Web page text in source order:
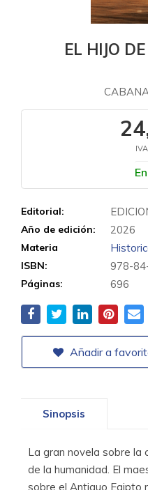
EL HIJO
Editorial:
Año de edición: 2026
Materia
ISBN: 978-
Páginas: 696
Añadir a
Sinopsis
La gran novela sobre la
de la humanidad. El
sobre el Antiguo Egipto